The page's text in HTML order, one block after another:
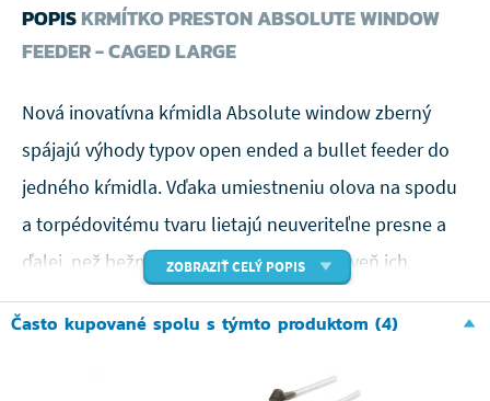
POPISKRMÍTKO PRESTON ABSOLUTE WINDOW
FEEDER - CAGED LARGE
Nová inovatívna kŕmidla Absolute window zberný
spájajú výhody typov open ended a bullet feeder do
jedného kŕmidla. Vďaka umiestneniu olova na spodu
a torpédovitému tvaru lietajú neuveriteľne presne a
ďalej, než bežná klietkové kŕmidla. Zároveň ich
kompletné uzatvorenie zo spodu napomáha, že
návnada v nich uzavretá dopadne spoľahlivo až na
ZOBRAZIŤ CELÝ POPIS
Často kupované spolu s týmto produktom (4)